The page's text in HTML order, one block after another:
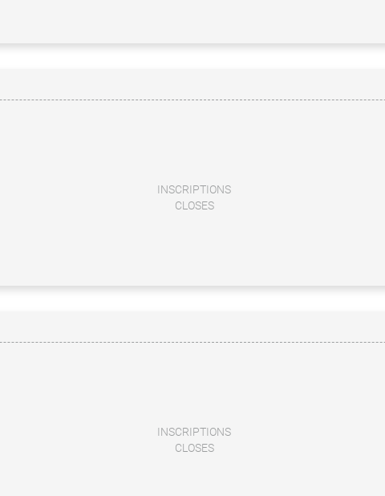
INSCRIPTIONS
CLOSES
INSCRIPTIONS
CLOSES